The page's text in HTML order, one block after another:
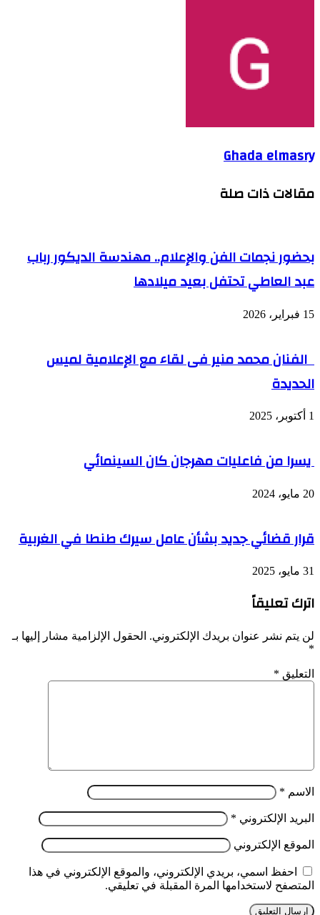
Ghada elmasry
مقالات ذات صلة
بحضور نجمات الفن والإعلام.. مهندسة الديكور رباب
عبد العاطي تحتفل بعيد ميلادها
15 فبراير، 2026
الفنان محمد منير فى لقاء مع الإعلامية لميس
الحديدة
1 أكتوبر، 2025
يسرا من فاعليات مهرجان كان السينمائي
20 مايو، 2024
قرار قضائي جديد بشأن عامل سيرك طنطا في الغربية
31 مايو، 2025
اترك تعليقاً
لن يتم نشر عنوان بريدك الإلكتروني. الحقول الإلزامية مشار إليها بـ
*
التعليق *
الاسم *
البريد الإلكتروني *
الموقع الإلكتروني
احفظ اسمي، بريدي الإلكتروني، والموقع الإلكتروني في هذا
المتصفح لاستخدامها المرة المقبلة في تعليقي.